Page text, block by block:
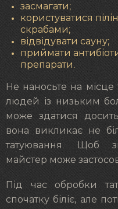
засмагати;
користуватися
скрабами;
відвідувати сауну;
приймати
препарати.
Не наносьте на
людей із низьким
може здатися
вона викликає не
татуювання. Щоб
майстер може
Під час обробки
спочатку біліє, але